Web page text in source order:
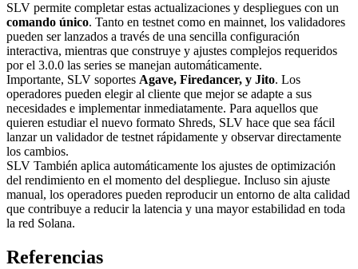
SLV permite completar estas actualizaciones y despliegues con un
comando único. Tanto en testnet como en mainnet, los validadores
pueden ser lanzados a través de una sencilla configuración
interactiva, mientras que construye y ajustes complejos requeridos
por el 3.0.0 las series se manejan automáticamente.
Importante, SLV soportes Agave, Firedancer, y Jito. Los
operadores pueden elegir al cliente que mejor se adapte a sus
necesidades e implementar inmediatamente. Para aquellos que
quieren estudiar el nuevo formato Shreds, SLV hace que sea fácil
lanzar un validador de testnet rápidamente y observar directamente
los cambios.
SLV También aplica automáticamente los ajustes de optimización
del rendimiento en el momento del despliegue. Incluso sin ajuste
manual, los operadores pueden reproducir un entorno de alta calidad
que contribuye a reducir la latencia y una mayor estabilidad en toda
la red Solana.
Referencias